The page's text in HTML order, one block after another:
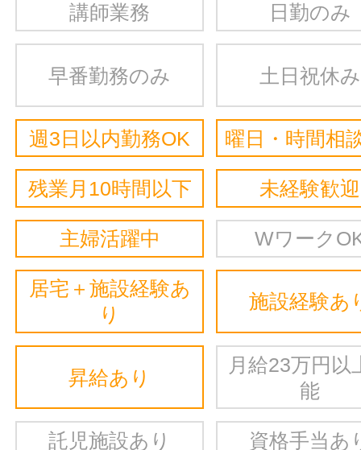
講師業務 日勤のみ
早番勤務のみ 土日祝休み
週3日以内勤務OK 曜日・時間相
残業月10時間以下 未経験歓迎
主婦活躍中 Wワーク
居宅＋施設経験あ
り
施設経験あ
昇給あり
月給23万円以
能
託児施設あり 資格手当あ